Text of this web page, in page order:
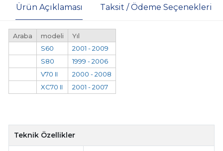
Ürün Açıklaması Taksit / Ödeme Seçenekleri
Araba modeli
Yıl
S60
2001 - 2009
S80
1999 - 2006
V70 II
2000 - 2008
XC70 II
2001 - 2007
Teknik Özellikler